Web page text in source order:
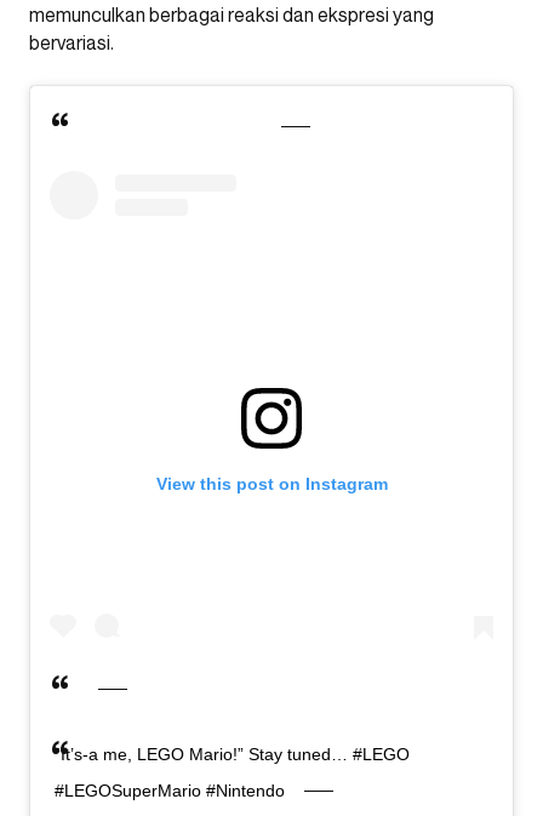
memunculkan berbagai reaksi dan ekspresi yang
bervariasi.
View this post on Instagram
“It’s-a me, LEGO Mario!” Stay tuned… #LEGO
#LEGOSuperMario #Nintendo